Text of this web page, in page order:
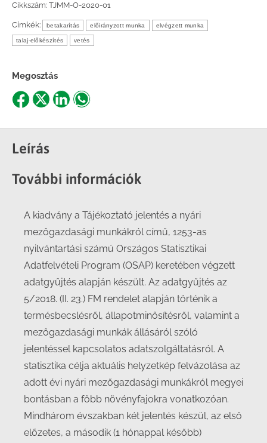
Cikkszám: TJMM-O-2020-01
Címkék: betakarítás előirányzott munka elvégzett munka
talaj-előkészítés vetés
Megosztás
Share
Facebook
Share
X
ShareShare
Leírás
További információk
A kiadvány a Tájékoztató jelentés a nyári
mezőgazdasági munkákról című, 1253-as
nyilvántartási számú Országos Statisztikai
Adatfelvételi Program (OSAP) keretében végzett
adatgyűjtés alapján készült. Az adatgyűjtés az
5/2018. (II. 23.) FM rendelet alapján történik a
termésbecslésről, állapotminősítésről, valamint a
mezőgazdasági munkák állásáról szóló
jelentéssel kapcsolatos adatszolgáltatásról. A
statisztika célja aktuális helyzetkép felvázolása az
adott évi nyári mezőgazdasági munkákról megyei
bontásban a főbb növényfajokra vonatkozóan.
Mindhárom évszakban két jelentés készül, az első
előzetes, a második (1 hónappal később)